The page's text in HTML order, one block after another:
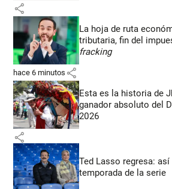
share
La hoja de ruta
tributaria, fin del
fracking
hace 6 minutos share
Esta es la historia de
ganador absoluto del
2026
share
Ted Lasso regresa:
temporada de la serie